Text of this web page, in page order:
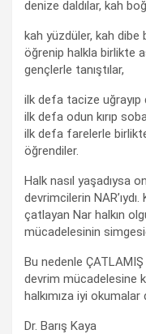
denize daldılar, kah
kah yüzdüler, kah dibe
öğrenip halkla birlikte
gençlerle tanıştılar,
ilk defa tacize uğrayıp
ilk defa odun kırıp
ilk defa farelerle
öğrendiler.
Halk nasıl yaşadıysa
devrimcilerin NAR’ıydı.
çatlayan Nar halkın
mücadelesinin
Bu nedenle ÇATLAMIŞ
devrim mücadelesine
halkımıza iyi okumalar
Dr. Barış Kaya